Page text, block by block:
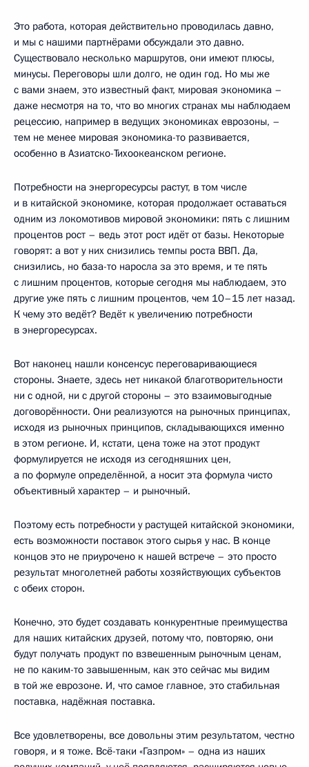
Это работа, которая действительно проводилась давно,
и мы с нашими партнёрами обсуждали это давно.
Существовало несколько маршрутов, они имеют плюсы,
минусы. Переговоры шли долго, не один год. Но мы же
с вами знаем, это известный факт, мировая экономика –
даже несмотря на то, что во многих странах мы наблюдаем
рецессию, например в ведущих экономиках еврозоны, –
тем не менее мировая экономика-то развивается,
особенно в Азиатско-Тихоокеанском регионе.
Потребности на энергоресурсы растут, в том числе
и в китайской экономике, которая продолжает оставаться
одним из локомотивов мировой экономики: пять с лишним
процентов рост – ведь этот рост идёт от базы. Некоторые
говорят: а вот у них снизились темпы роста ВВП. Да,
снизились, но база-то наросла за это время, и те пять
с лишним процентов, которые сегодня мы наблюдаем, это
другие уже пять с лишним процентов, чем 10–15 лет назад.
К чему это ведёт? Ведёт к увеличению потребности
в энергоресурсах.
Вот наконец нашли консенсус переговаривающиеся
стороны. Знаете, здесь нет никакой благотворительности
ни с одной, ни с другой стороны – это взаимовыгодные
договорённости. Они реализуются на рыночных принципах,
исходя из рыночных принципов, складывающихся именно
в этом регионе. И, кстати, цена тоже на этот продукт
формулируется не исходя из сегодняшних цен,
а по формуле определённой, а носит эта формула чисто
объективный характер – и рыночный.
Поэтому есть потребности у растущей китайской экономики,
есть возможности поставок этого сырья у нас. В конце
концов это не приурочено к нашей встрече – это просто
результат многолетней работы хозяйствующих субъектов
с обеих сторон.
Конечно, это будет создавать конкурентные преимущества
для наших китайских друзей, потому что, повторяю, они
будут получать продукт по взвешенным рыночным ценам,
не по каким-то завышенным, как это сейчас мы видим
в той же еврозоне. И, что самое главное, это стабильная
поставка, надёжная поставка.
Все удовлетворены, все довольны этим результатом, честно
говоря, и я тоже. Всё-таки «Газпром» – одна из наших